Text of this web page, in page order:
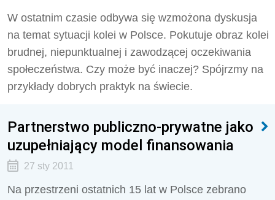
W ostatnim czasie odbywa się wzmożona dyskusja
na temat sytuacji kolei w Polsce. Pokutuje obraz kolei
brudnej, niepunktualnej i zawodzącej oczekiwania
społeczeństwa. Czy może być inaczej? Spójrzmy na
przykłady dobrych praktyk na świecie.
Partnerstwo publiczno-prywatne jako
uzupełniający model finansowania
27 sty 2011
Na przestrzeni ostatnich 15 lat w Polsce zebrano